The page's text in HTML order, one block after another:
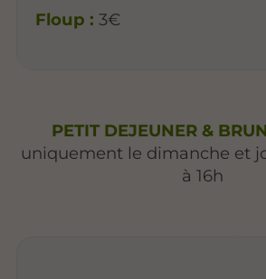
Floup : 3€
PETIT DEJEUNER &
uniquement le dimanche et
à 16h